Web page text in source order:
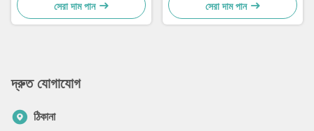
সেরা দাম পান
সেরা দাম পান
দ্রুত যোগাযোগ
ঠিকানা